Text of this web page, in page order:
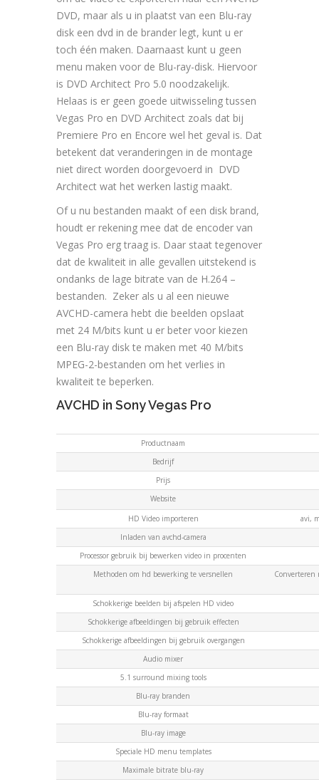
DVD, maar als u in plaatst van een Blu-ray
disk een dvd in de brander legt, kunt u er
toch één maken. Daarnaast kunt u geen
menu maken voor de Blu-ray-disk. Hiervoor
is DVD Architect Pro 5.0 noodzakelijk.
Helaas is er geen goede uitwisseling tussen
Vegas Pro en DVD Architect zoals dat bij
Premiere Pro en Encore wel het geval is. Dat
betekent dat veranderingen in de montage
niet direct worden doorgevoerd in DVD
Architect wat het werken lastig maakt.
Of u nu bestanden maakt of een disk brand,
houdt er rekening mee dat de encoder van
Vegas Pro erg traag is. Daar staat tegenover
dat de kwaliteit in alle gevallen uitstekend is
ondanks de lage bitrate van de H.264 –
bestanden. Zeker als u al een nieuwe
AVCHD-camera hebt die beelden opslaat
met 24 M/bits kunt u er beter voor kiezen
een Blu-ray disk te maken met 40 M/bits
MPEG-2-bestanden om het verlies in
kwaliteit te beperken.
AVCHD in Sony Vegas Pro
Productnaam
Bedrijf
Prijs
Website
HD Video importeren
avi,
Inladen van avchd-camera
Processor gebruik bij bewerken video in procenten
Methoden om hd bewerking te versnellen
Converteren
Schokkerige beelden bij afspelen HD video
Schokkerige afbeeldingen bij gebruik effecten
Schokkerige afbeeldingen bij gebruik overgangen
Audio mixer
5.1 surround mixing tools
Blu-ray branden
Blu-ray formaat
Blu-ray image
Speciale HD menu templates
Maximale bitrate blu-ray